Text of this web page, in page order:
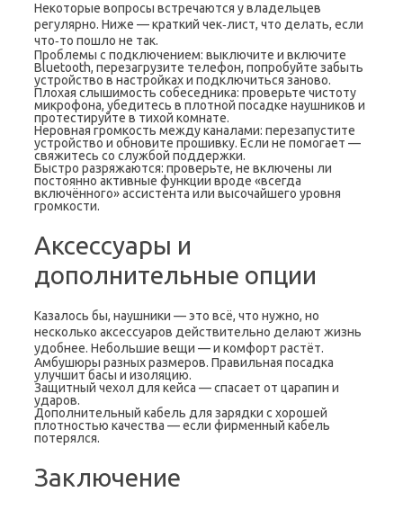
Некоторые вопросы встречаются у владельцев
регулярно. Ниже — краткий чек‑лист, что делать, если
что‑то пошло не так.
Проблемы с подключением: выключите и включите
Bluetooth, перезагрузите телефон, попробуйте забыть
устройство в настройках и подключиться заново.
Плохая слышимость собеседника: проверьте чистоту
микрофона, убедитесь в плотной посадке наушников и
протестируйте в тихой комнате.
Неровная громкость между каналами: перезапустите
устройство и обновите прошивку. Если не помогает —
свяжитесь со службой поддержки.
Быстро разряжаются: проверьте, не включены ли
постоянно активные функции вроде «всегда
включённого» ассистента или высочайшего уровня
громкости.
Аксессуары и
дополнительные опции
Казалось бы, наушники — это всё, что нужно, но
несколько аксессуаров действительно делают жизнь
удобнее. Небольшие вещи — и комфорт растёт.
Амбушюры разных размеров. Правильная посадка
улучшит басы и изоляцию.
Защитный чехол для кейса — спасает от царапин и
ударов.
Дополнительный кабель для зарядки с хорошей
плотностью качества — если фирменный кабель
потерялся.
Заключение